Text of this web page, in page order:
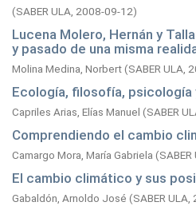
(SABER ULA, 2008-09-12)
Lucena Molero, Hernán y
y pasado de una misma
Molina Medina, Norbert(SABER ULA,
Ecología, filosofía,
Capriles Arias, Elías Manuel (SABER
Comprendiendo el cambio
Camargo Mora, María Gabriela (SABER
El cambio climático y sus
Gabaldón, Arnoldo José (SABER ULA,